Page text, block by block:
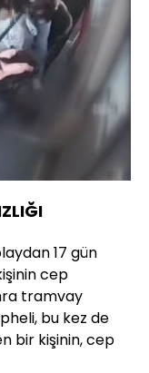
17 gün
cep
tramvay
bu kez de
bir kişinin, cep